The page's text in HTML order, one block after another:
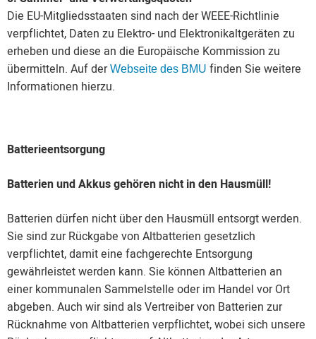
Die EU-Mitgliedsstaaten sind nach der WEEE-Richtlinie
verpflichtet, Daten zu Elektro- und Elektronikaltgeräten zu
erheben und diese an die Europäische Kommission zu
übermitteln. Auf derWebseite des BMU finden Sie weitere
Informationen hierzu.
Batterieentsorgung
Batterien und Akkus gehören nicht in den Hausmüll!
Batterien dürfen nicht über den Hausmüll entsorgt werden.
Sie sind zur Rückgabe von Altbatterien gesetzlich
verpflichtet, damit eine fachgerechte Entsorgung
gewährleistet werden kann. Sie können Altbatterien an
einer kommunalen Sammelstelle oder im Handel vor Ort
abgeben. Auch wir sind als Vertreiber von Batterien zur
Rücknahme von Altbatterien verpflichtet, wobei sich unsere